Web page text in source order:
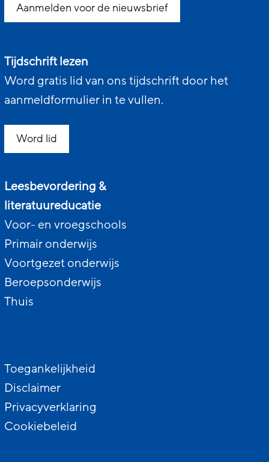
Aanmelden voor de nieuwsbrief
Tijdschrift lezen
Word gratis lid van ons tijdschrift door het
aanmeldformulier in te vullen.
Word lid
Leesbevordering &
literatuureducatie
Voor- en vroegschools
Primair onderwijs
Voortgezet onderwijs
Beroepsonderwijs
Thuis
Toegankelijkheid
Disclaimer
Privacyverklaring
Cookiebeleid